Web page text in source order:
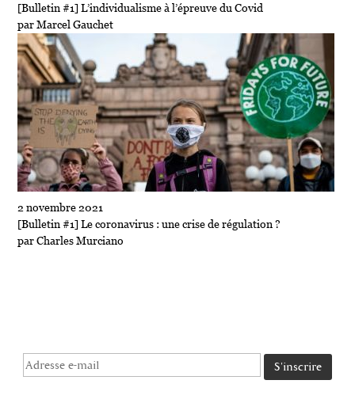
[Bulletin #1] L’individualisme à l’épreuve du Covid
par Marcel Gauchet
2 novembre 2021
[Bulletin #1] Le coronavirus : une crise de régulation ?
par Charles Murciano